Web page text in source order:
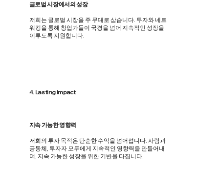
글로벌 시장에서의 성장
저희는 글로벌 시장을 주 무대로 삼습니다. 투자와 네트
워킹을 통해 창업가들이 국경을 넘어 지속적인 성장을
이루도록 지원합니다.
4. Lasting Impact
​지속 가능한 영향력
저희의 투자 목적은 단순한 수익을 넘어섭니다. 사람과
공동체, 투자자 모두에게 지속적인 영향력을 만들어내
며, 지속 가능한 성장을 위한 기반을 다집니다.